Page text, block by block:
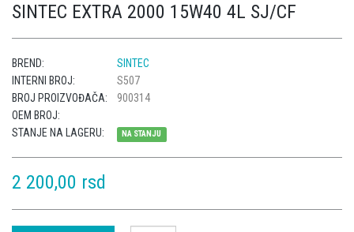
SINTEC EXTRA 2000 15W40 4L SJ/CF
BREND:
SINTEC
INTERNI BROJ:
S507
BROJ PROIZVOĐAČA:
900314
OEM BROJ:
STANJE NA LAGERU:
NA STANJU
2 200,00 rsd